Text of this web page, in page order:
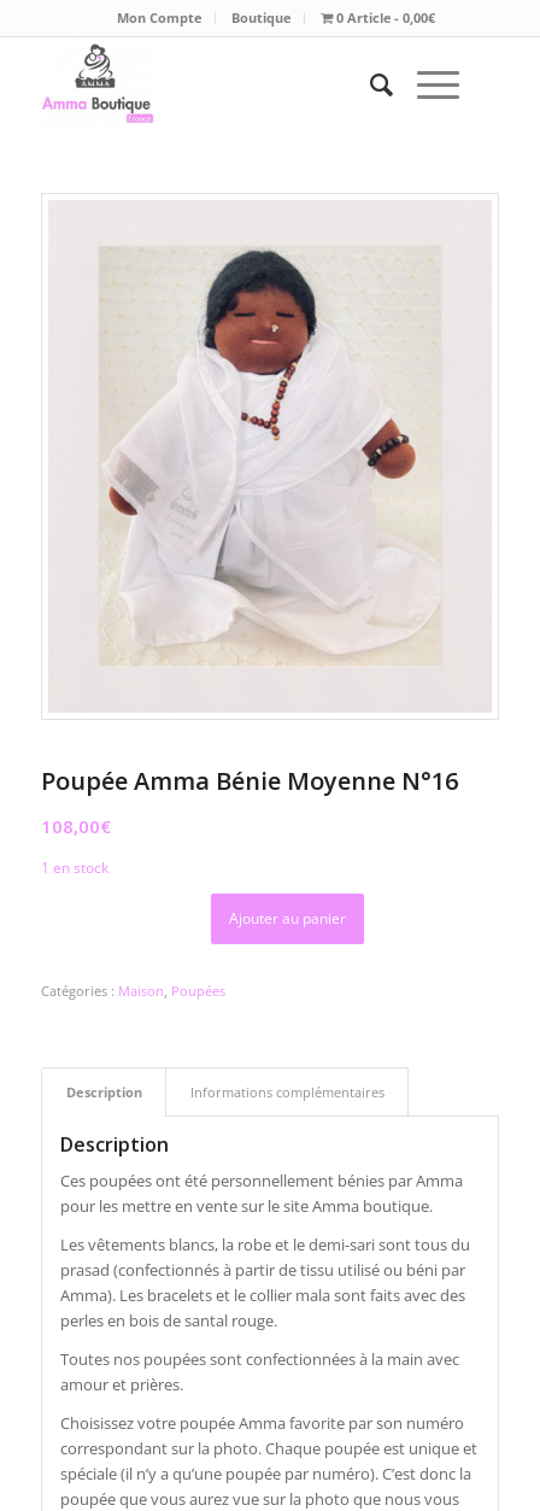
Mon Compte Boutique 0 Article 0,00€
Poupée Amma Bénie Moyenne N°16
108,00€
1 en stock
Ajouter au panier
Catégories : Maison Poupées
Description Informations complémentaires
Description
Ces poupées ont été personnellement bénies par Amma
pour les mettre en vente sur le site Amma boutique.
Les vêtements blancs, la robe et le demi-sari sont tous du
prasad (confectionnés à partir de tissu utilisé ou béni par
Amma). Les bracelets et le collier mala sont faits avec des
perles en bois de santal rouge.
Toutes nos poupées sont confectionnées à la main avec
amour et prières.
Choisissez votre poupée Amma favorite par son numéro
correspondant sur la photo. Chaque poupée est unique et
spéciale (il n’y a qu’une poupée par numéro). C’est donc la
poupée que vous aurez vue sur la photo que nous vous